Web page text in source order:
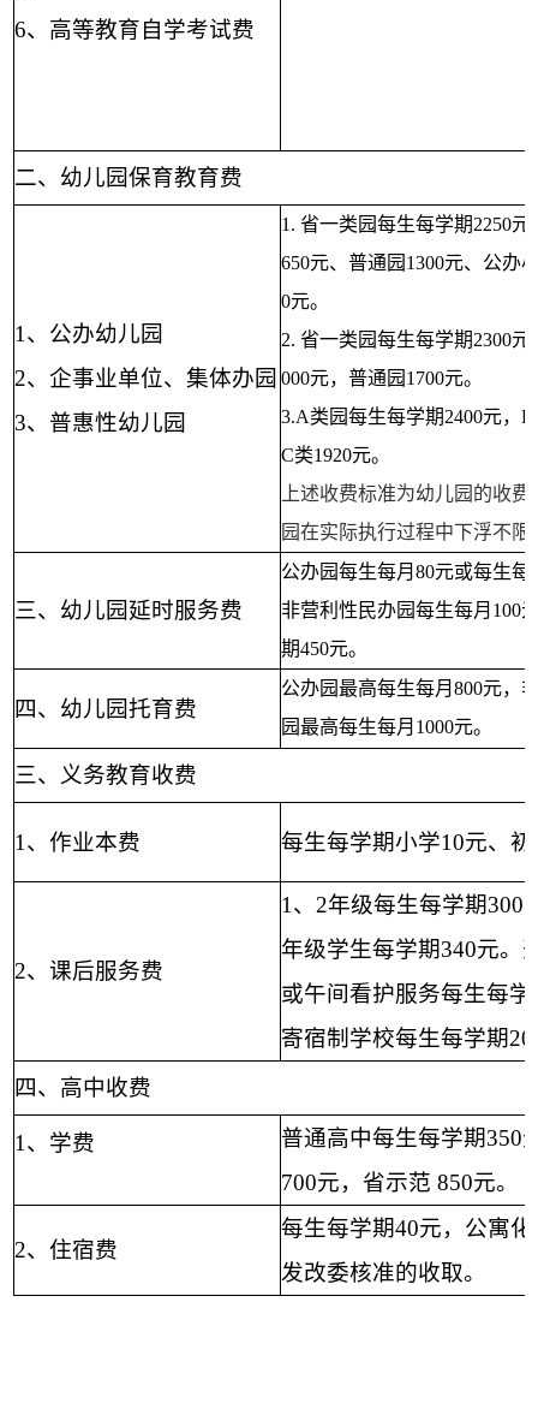
6、高等教育自学考试费
二、幼儿园保育教育费
1、 公办幼儿园
2、 企事业单位、集体办园
3、 普惠性幼儿园
1. 省一类园每生每学期2250元
650元、普通园 1300元、公办
0元。
2. 省一类园每生每学期2300元
000元，普通园 1700元。
3.A类园每生每学期2400元， B
C类1920元。
上述收费标准为幼儿园的收
园在实际执行过程中下浮不限
三、幼儿园延时服务费
公办园每生每月 80元或每生每
非营利性民办园每生每月 100
期450元。
四、幼儿园托育费
公办园最高每生每月 800元，
园最高每生每月 1000元。
三、义务教育收费
1 、作业本费 每生每学期小学10元、初
2、课后服务费
1 、 2年级每生每学期300
年级学生每学期340元。
或午间看护服务每生每学
寄宿制学校每生每学期
四、高中收费
1、 学费 普通高中每生每学期350
700元，省示范 850元。
2、住宿费
每生每学期40元，公寓
发改委核准的收取。